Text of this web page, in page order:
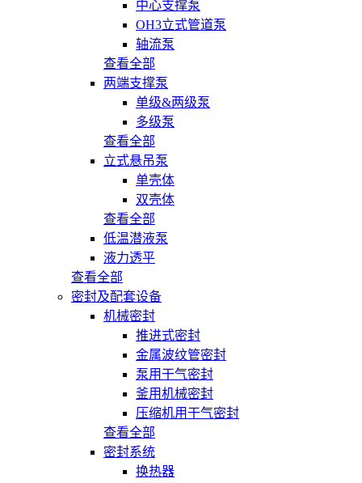
中心支撑泵
OH3立式管道泵
轴流泵
查看全部
两端支撑泵
单级&两级泵
多级泵
查看全部
立式悬吊泵
单壳体
双壳体
查看全部
低温潜液泵
液力透平
查看全部
密封及配套设备
机械密封
推进式密封
金属波纹管密封
泵用干气密封
釜用机械密封
压缩机用干气密封
查看全部
密封系统
换热器